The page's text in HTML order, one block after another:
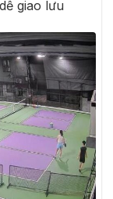
giao lưu